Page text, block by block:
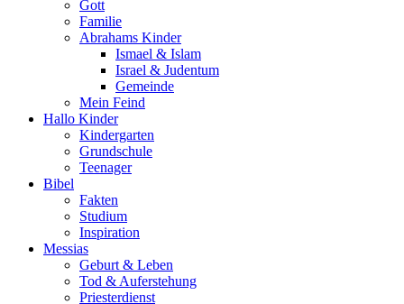
Gott
Familie
Abrahams Kinder
Ismael & Islam
Israel & Judentum
Gemeinde
Mein Feind
Hallo Kinder
Kindergarten
Grundschule
Teenager
Bibel
Fakten
Studium
Inspiration
Messias
Geburt & Leben
Tod & Auferstehung
Priesterdienst